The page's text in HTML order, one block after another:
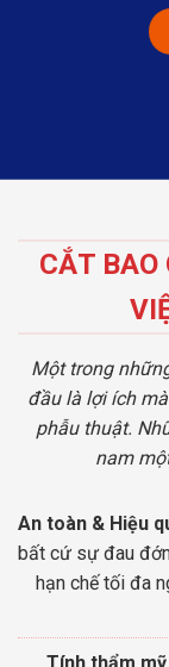
CẮT
Một trong
đầu là lợi ích
phẫu thuật.
nam
An toàn & Hiệu
bất cứ sự đau
hạn chế tối đa